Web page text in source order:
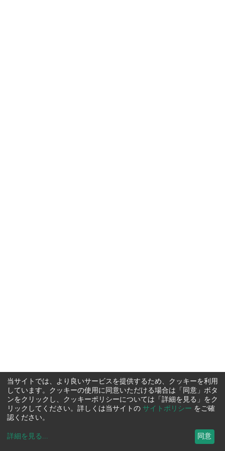
当サイトでは、より良いサービスを提供するため、クッキーを利用
しています。クッキーの使用に同意いただける場合は「同意」ボタ
ンをクリックし、クッキーポリシーについては「詳細を見る」をク
リックしてください。詳しくは当サイトの サイトポリシー をご確
認ください。
詳細を見る ... 同意